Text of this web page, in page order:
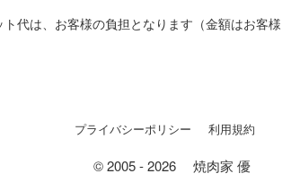
代は、お客様の負担となります（金額はお客
プライバシーポリシー 利用規約
©2005 - 2026 焼肉家 優